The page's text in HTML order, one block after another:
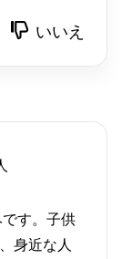
いいえ
す。子供
身近な人